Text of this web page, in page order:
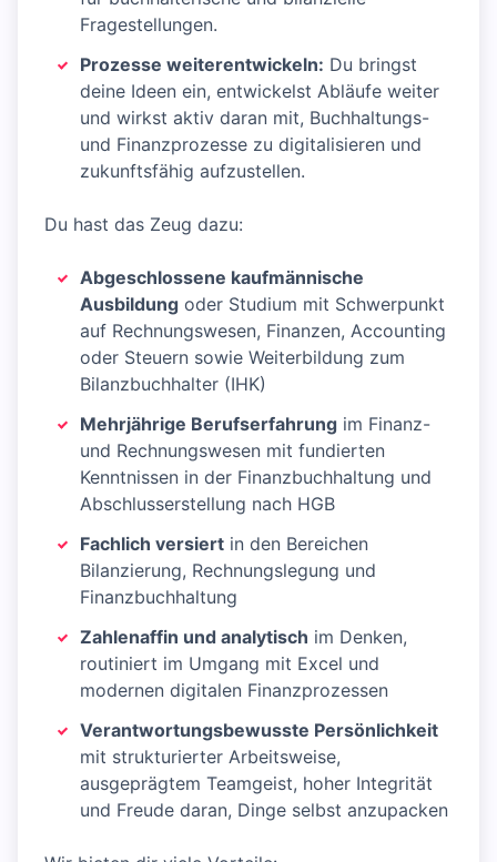
Fragestellungen.
Prozesse weiterentwickeln: Du bringst
deine Ideen ein, entwickelst Abläufe weiter
und wirkst aktiv daran mit, Buchhaltungs-
und Finanzprozesse zu digitalisieren und
zukunftsfähig aufzustellen.
Du hast das Zeug dazu:
Abgeschlossene kaufmännische
Ausbildung oder Studium mit Schwerpunkt
auf Rechnungswesen, Finanzen, Accounting
oder Steuern sowie Weiterbildung zum
Bilanzbuchhalter (IHK)
Mehrjährige Berufserfahrung im Finanz-
und Rechnungswesen mit fundierten
Kenntnissen in der Finanzbuchhaltung und
Abschlusserstellung nach HGB
Fachlich versiert in den Bereichen
Bilanzierung, Rechnungslegung und
Finanzbuchhaltung
Zahlenaffin und analytisch im Denken,
routiniert im Umgang mit Excel und
modernen digitalen Finanzprozessen
Verantwortungsbewusste Persönlichkeit
mit strukturierter Arbeitsweise,
ausgeprägtem Teamgeist, hoher Integrität
und Freude daran, Dinge selbst anzupacken